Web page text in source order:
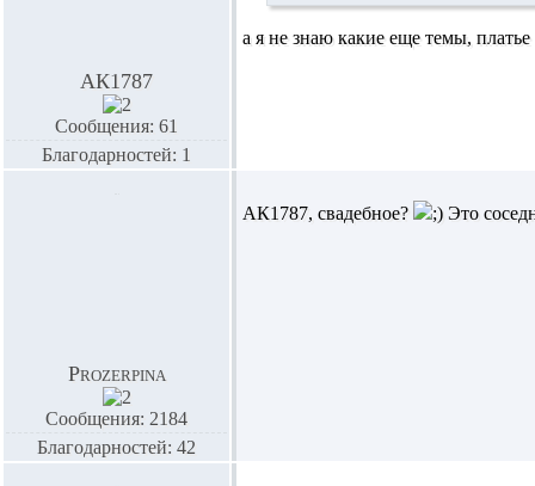
АК1787
Сообщения: 61
Благодарностей: 1
а я не знаю какие еще темы,
Prozerpina
Сообщения: 2184
Благодарностей: 42
АК1787, свадебное? Это